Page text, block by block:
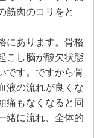
筋肉のコリをと
にあります。骨格
こし脳が酸欠状態
です。ですから骨
液の流れが良くな
痛もなくなると同
緒に流れ、全体的